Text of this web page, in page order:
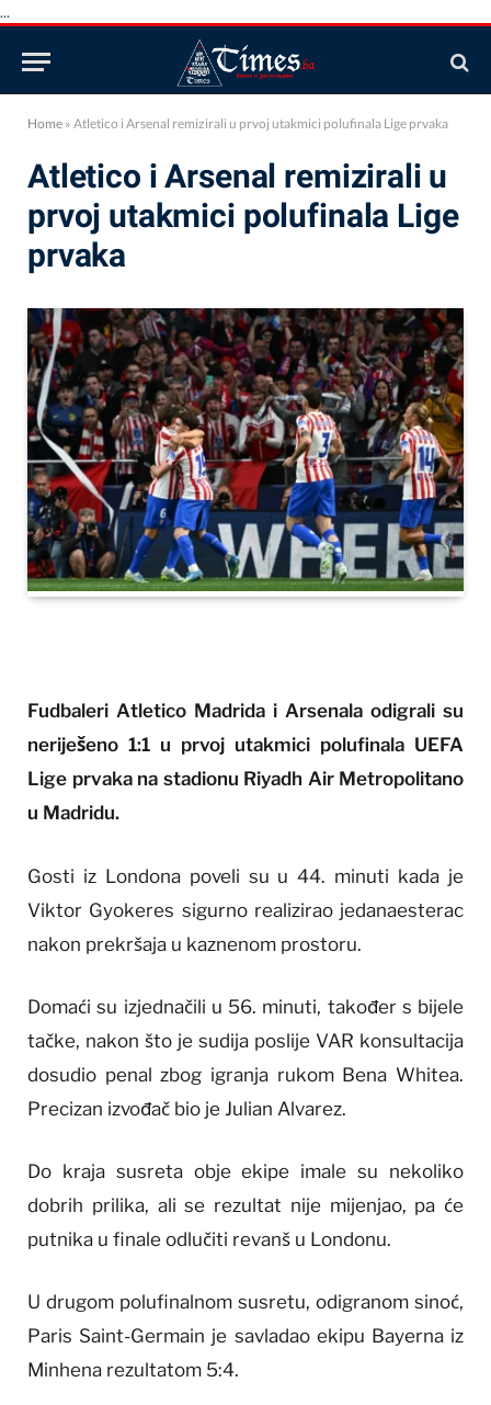
...
Home » Atletico i Arsenal remizirali u prvoj utakmici polufinala Lige prvaka
Atletico i Arsenal remizirali u
prvoj utakmici polufinala Lige
prvaka
Fudbaleri Atletico Madrida i Arsenala odigrali su
neriješeno 1:1 u prvoj utakmici polufinala UEFA
Lige prvaka na stadionu Riyadh Air Metropolitano
u Madridu.
Gosti iz Londona poveli su u 44. minuti kada je
Viktor Gyokeres sigurno realizirao jedanaesterac
nakon prekršaja u kaznenom prostoru.
Domaći su izjednačili u 56. minuti, također s bijele
tačke, nakon što je sudija poslije VAR konsultacija
dosudio penal zbog igranja rukom Bena Whitea.
Precizan izvođač bio je Julian Alvarez.
Do kraja susreta obje ekipe imale su nekoliko
dobrih prilika, ali se rezultat nije mijenjao, pa će
putnika u finale odlučiti revanš u Londonu.
U drugom polufinalnom susretu, odigranom sinoć,
Paris Saint-Germain je savladao ekipu Bayerna iz
Minhena rezultatom 5:4.